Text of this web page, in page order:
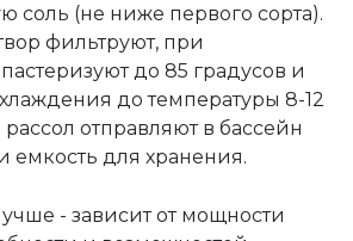
соль (не ниже первого сорта).
фильтруют, при
до 85 градусов и
до температуры 8-12
отправляют в бассейн
емкость для хранения.
- зависит от мощности